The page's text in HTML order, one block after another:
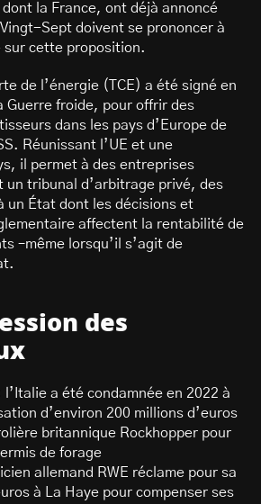
la France, ont déjà annoncé
Sept doivent se prononcer à
sur cette proposition.
de l’énergie (TCE) a été signé en
Guerre froide, pour offrir des
dans les pays d’Europe de
Réunissant l’UE et une
il permet à des entreprises
un tribunal d’arbitrage privé, des
un État dont les décisions et
affectent la rentabilité de
–même lorsqu’il s’agit de
des
a été condamnée en 2022 à
d’environ 200 millions d’euros
britannique Rockhopper pour
de forage
allemand RWE réclame pour sa
à La Haye pour compenser ses